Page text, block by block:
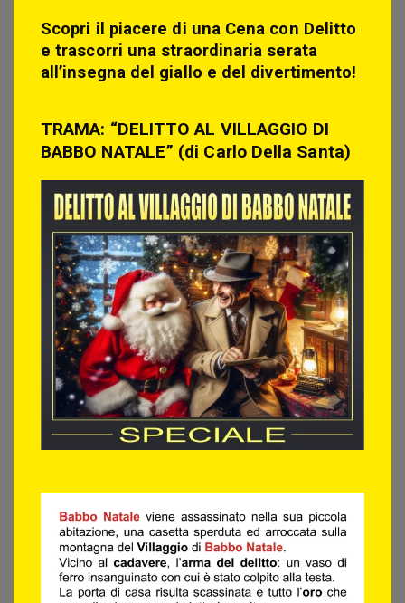
Scopri il piacere di una Cena con Delitto
e trascorri una straordinaria serata
all’insegna del giallo e del divertimento!
TRAMA: “DELITTO AL VILLAGGIO DI
BABBO NATALE” (di Carlo Della Santa)